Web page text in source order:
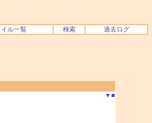
ル一覧 検索 過去ログ
▼ ■